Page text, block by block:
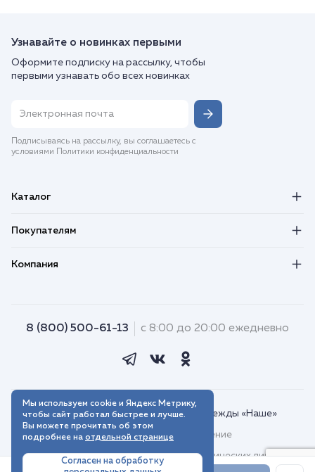
Узнавайте о новинках первыми
Оформите подписку на рассылку, чтобы
первыми узнавать обо всех новинках
Подписываясь на рассылку, вы соглашаетесь с
условиями Политики конфиденциальности
Каталог
Покупателям
Компания
8 (800) 500-61-13 с 8:00 до 20:00 ежедневно
© 2018–2026. Интернет-магазин одежды «Наше»
Пользовательское соглашение
Договор присоединения для юридических лиц
Мы используем cookie и Яндекс Метрику,
чтобы сайт работал быстрее и лучше.
Вы можете прочитать об этом
подробнее на отдельной странице
Согласен на обработку